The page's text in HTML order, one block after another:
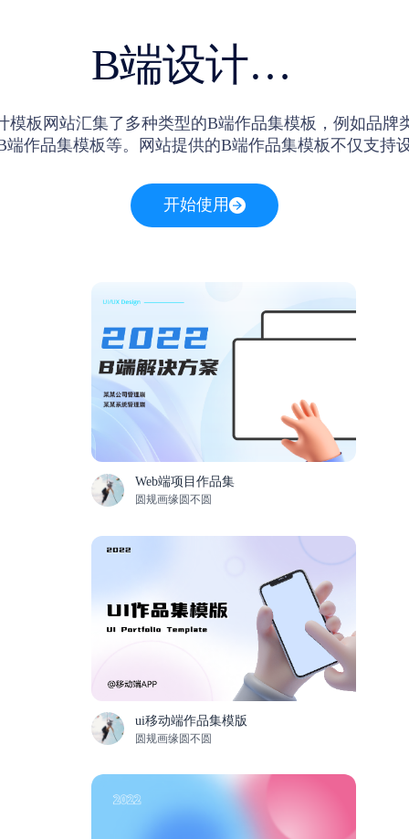
B端设计作品集
模板网站汇集了多种类型的B端作品集模板，例如品牌
端作品集模板等。网站提供的B端作品集模板不仅支持
开始使用
Web端项目作品集
圆规画缘圆不圆
ui移动端作品集模版
圆规画缘圆不圆